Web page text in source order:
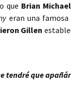
que Brian
eran una
Gillen
tendré que